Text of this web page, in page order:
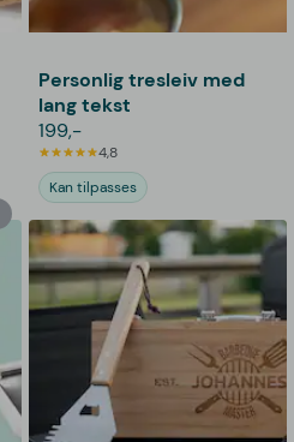
Personlig tresleiv med
lang tekst
199,-
4,8
Kan tilpasses